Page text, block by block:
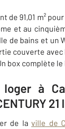
de 91,01 m²
et au
de bains et un
couverte
box complète le
à
de la ville de